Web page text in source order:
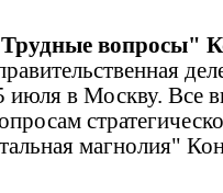
вопросы"
в Москву. Все
магнолия"